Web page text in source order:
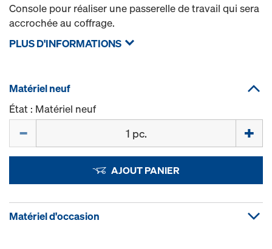
Console pour réaliser une passerelle de travail qui sera
accrochée au coffrage.
PLUS D'INFORMATIONS
Matériel neuf
État : Matériel neuf
AJOUT PANIER
Matériel d'occasion